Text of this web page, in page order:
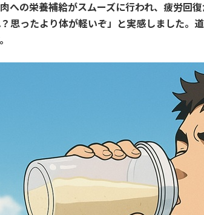
への栄養補給がスムーズに行われ、疲労回
思ったより体が軽いぞ」と実感しました。